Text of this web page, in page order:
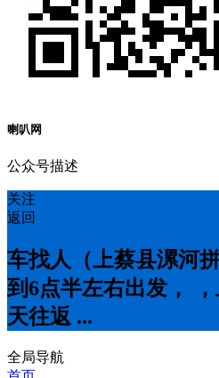
喇叭网
公众号描述
关注
返回
车找人（上蔡县漯河
到6点半左右出发，
天往返 ...
全局导航